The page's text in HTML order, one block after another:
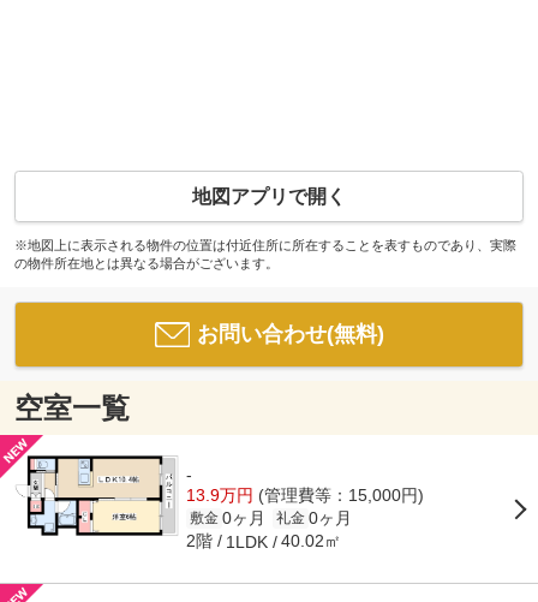
地図アプリで開く
※地図上に表示される物件の位置は付近住所に所在することを表すものであり、実際
の物件所在地とは異なる場合がございます。
お問い合わせ(無料)
空室一覧
-
13.9万円 (管理費等：15,000円)
敷金 0ヶ月 礼金 0ヶ月
2階 1LDK 40.02㎡